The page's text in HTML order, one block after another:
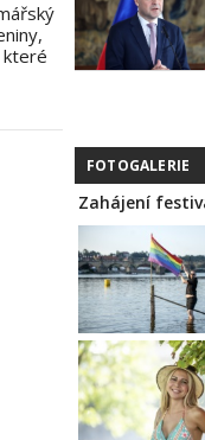
které
FOTOGALERIE
Zahájení